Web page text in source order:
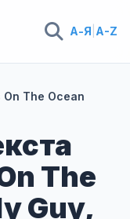
А-Я A-Z
On The Ocean
The
Guy,